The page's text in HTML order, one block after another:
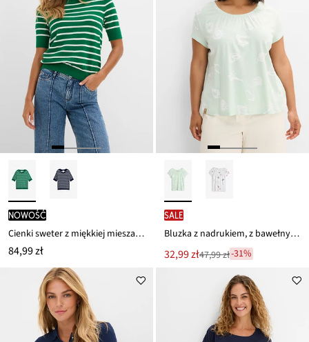
nowość
Cienki sweter z miękkiej mieszanki wiskozy
84,99 zł
SALE
Bluzka z nadrukiem, z bawełny organicznej
Nowa
cena
32,99 zł
Przeceniono
47,99 zł-31%